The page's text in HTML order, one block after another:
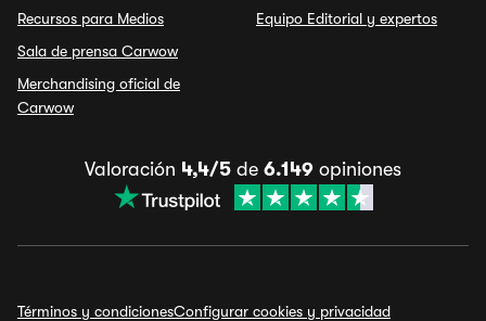
Recursos para Medios
Sala de prensa Carwow
Merchandising oficial de
Carwow
Equipo Editorial y expertos
Valoración 4,4/5 de 6.149 opiniones
Términos y condicionesConfigurar cookies y privacidad